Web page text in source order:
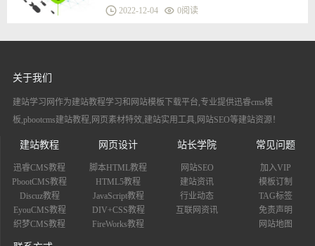
2022-12-04 0阅读
关于我们
建站学习网作为建站教程学习和网站模板下载平台,专业提供迅睿cms模
板,pbootcms建站教程,网页素材特效,建站实用工具,网站SEO等建站资源！
建站教程
迅睿CMS教程
PbootCMS教程
Discuz教程
EyouCMS教程
织梦CMS教程
网页设计
脚本HTML教程
HTML5教程
JavaScript教程
DIV+CSS教程
FireWorks教程
站长学院
网站SEO
建站资讯
行业动态
互联网资讯
常见问题
加入VIP
模板订制
TAG标签
免责声明
网站地图